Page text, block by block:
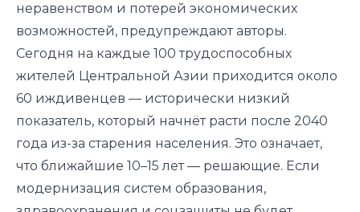
неравенством и потерей экономических
возможностей, предупреждают авторы.
Сегодня на каждые 100 трудоспособных
жителей Центральной Азии приходится около
60 иждивенцев — исторически низкий
показатель, который начнёт расти после 2040
года из-за старения населения. Это означает,
что ближайшие 10–15 лет — решающие. Если
модернизация систем образования,